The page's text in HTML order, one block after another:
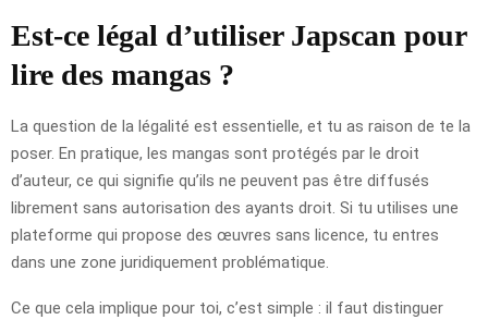
Est-ce légal d’utiliser Japscan pour
lire des mangas ?
La question de la légalité est essentielle, et tu as raison de te la
poser. En pratique, les mangas sont protégés par le droit
d’auteur, ce qui signifie qu’ils ne peuvent pas être diffusés
librement sans autorisation des ayants droit. Si tu utilises une
plateforme qui propose des œuvres sans licence, tu entres
dans une zone juridiquement problématique.
Ce que cela implique pour toi, c’est simple : il faut distinguer